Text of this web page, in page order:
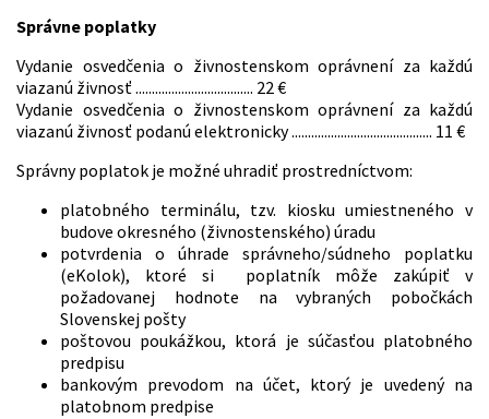
Správne poplatky
Vydanie osvedčenia o živnostenskom oprávnení za každú
viazanú živnosť .................................... 22 €
Vydanie osvedčenia o živnostenskom oprávnení za každú
viazanú živnosť podanú elektronicky ........................................... 11 €
Správny poplatok je možné uhradiť prostredníctvom:
platobného terminálu, tzv. kiosku umiestneného v
budove okresného (živnostenského) úradu
potvrdenia o úhrade správneho/súdneho poplatku
(eKolok), ktoré si poplatník môže zakúpiť v
požadovanej hodnote na vybraných pobočkách
Slovenskej pošty
poštovou poukážkou, ktorá je súčasťou platobného
predpisu
bankovým prevodom na účet, ktorý je uvedený na
platobnom predpise